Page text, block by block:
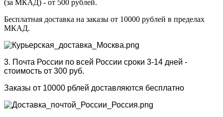
(за МКАД) - от 500 рублей.
Бесплатная доставка на заказы от 10000 рублей в пределах
МКАД.
3. Почта России по всей России сроки 3-14 дней -
стоимость от 300 руб.
Заказы от 10000 рблей доставляются бесплатно